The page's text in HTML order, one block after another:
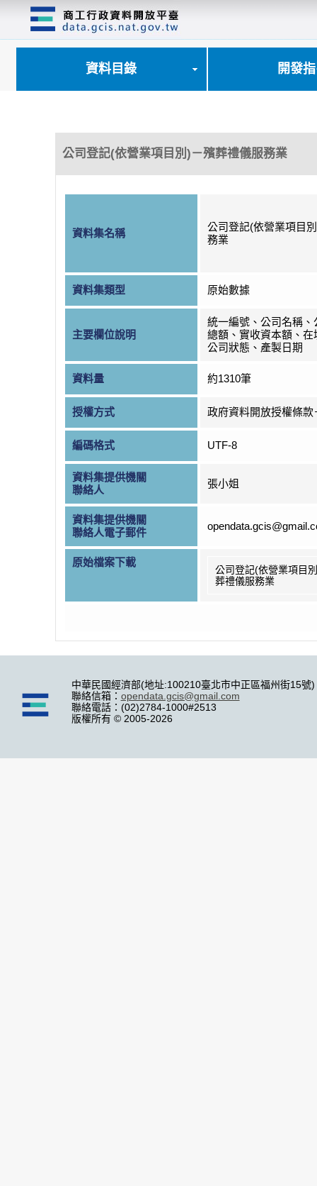
資料目錄 開發
公司登記(依營業項目別)－殯葬禮儀服務業
資料集名稱
公司登記(依營業項目
務業
資料集類型 原始數據
主要欄位說明
統一編號、公司名稱、
總額、實收資本額、在
公司狀態、產製日期
資料量 約1310筆
授權方式 政府資料開放授權條款
編碼格式 UTF-8
資料集提供機關
聯絡人
張小姐
資料集提供機關
聯絡人電子郵件
原始檔案下載
公司登記(依營業項目
葬禮儀服務業
中華民國經濟部(地址:100210臺北市中正區福州街15號)
聯絡信箱： opendata.gcis@gmail.com
聯絡電話：(02)2784-1000#2513
版權所有 © 2005-2026